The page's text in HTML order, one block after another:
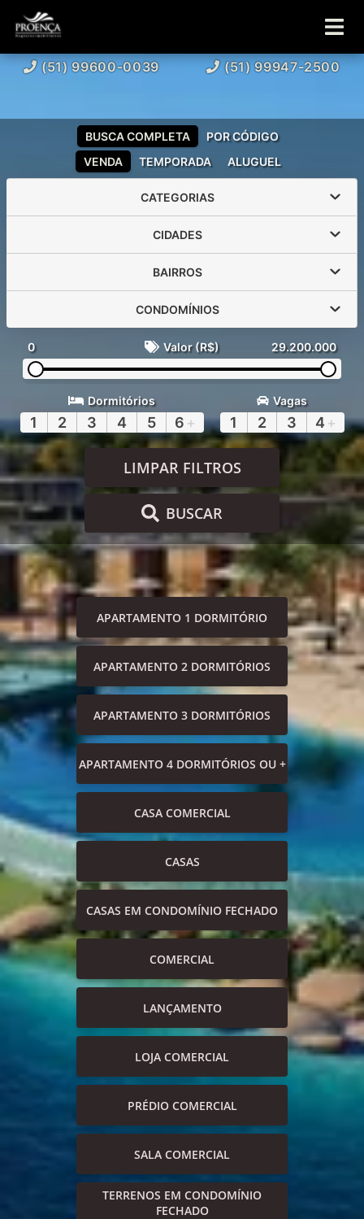
(51) 99600-0039 (51) 99947-2500
VENDA TEMPORADA ALUGUEL
BUSCA COMPLETA POR CÓDIGO
CATEGORIAS
CIDADES
BAIRROS
CONDOMÍNIOS
0 Valor (R$) 29.200.000
Dormitórios
1 2 3 4 5 6 +
Vagas
1 2 3 4 +
LIMPAR FILTROS
BUSCAR
APARTAMENTO 1 DORMITÓRIO
APARTAMENTO 2 DORMITÓRIOS
APARTAMENTO 3 DORMITÓRIOS
APARTAMENTO 4 DORMITÓRIOS OU +
CASA COMERCIAL
CASAS
CASAS EM CONDOMÍNIO FECHADO
COMERCIAL
LANÇAMENTO
LOJA COMERCIAL
PRÉDIO COMERCIAL
SALA COMERCIAL
TERRENOS EM CONDOMÍNIO
FECHADO